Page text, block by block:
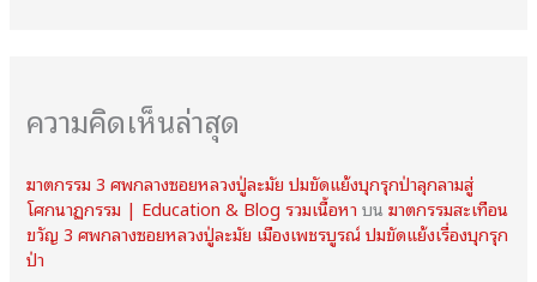
ความคิดเห็นล่าสุด
ฆาตกรรม 3 ศพกลางซอยหลวงปู่ละมัย ปมขัดแย้งบุกรุกป่าลุกลามสู่
โศกนาฏกรรม | Education & Blog รวมเนื้อหา บนฆาตกรรมสะเทือน
ขวัญ 3 ศพกลางซอยหลวงปู่ละมัย เมืองเพชรบูรณ์ ปมขัดแย้งเรื่องบุกรุก
ป่า